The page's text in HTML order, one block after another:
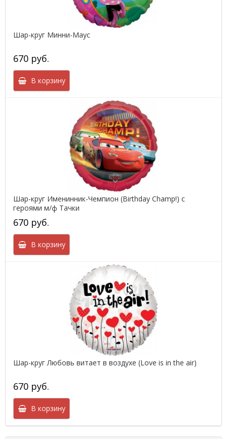
Шар-круг Минни-Маус
670 руб.
В корзину
Шар-круг Именинник-Чемпион (Birthday Champ!) с
героями м/ф Тачки
670 руб.
В корзину
Шар-круг Любовь витает в воздухе (Love is in the air)
670 руб.
В корзину